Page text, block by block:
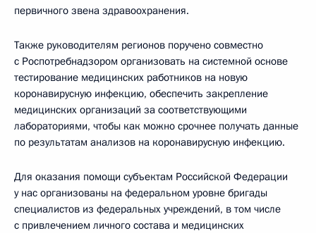
первичного звена здравоохранения.
Также руководителям регионов поручено совместно
с Роспотребнадзором организовать на системной основе
тестирование медицинских работников на новую
коронавирусную инфекцию, обеспечить закрепление
медицинских организаций за соответствующими
лабораториями, чтобы как можно срочнее получать данные
по результатам анализов на коронавирусную инфекцию.
Для оказания помощи субъектам Российской Федерации
у нас организованы на федеральном уровне бригады
специалистов из федеральных учреждений, в том числе
с привлечением личного состава и медицинских